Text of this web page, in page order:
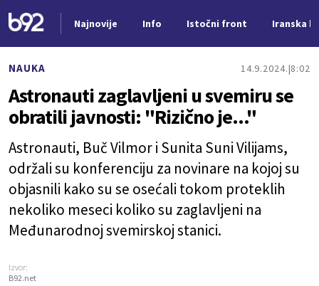
Najnovije Info Istočni front Iranska
NAUKA 14.9.2024. 8:02
Astronauti zaglavljeni u svemiru se
obratili javnosti: "Rizično je..."
Astronauti, Buč Vilmor i Sunita Suni Vilijams,
održali su konferenciju za novinare na kojoj su
objasnili kako su se osećali tokom proteklih
nekoliko meseci koliko su zaglavljeni na
Međunarodnoj svemirskoj stanici.
Izvor:
B92.net